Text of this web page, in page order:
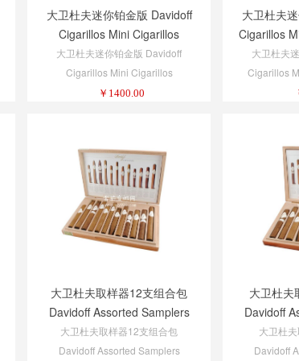
大卫杜夫迷你铂金版 Davidoff
Cigarillos Mini Cigarillos
Platinum 10/20
大卫杜夫迷你铂金版 Davidoff
Cigarillos Mini Cigarillos
Platinum 10/20
￥ 1400.00
大卫杜夫
Cigarillos
大卫杜夫
Cigarillos
大卫杜夫取样器12支组合包
Davidoff Assorted Samplers
Davidoff 12 Cigar Assortment
大卫杜夫取样器12支组合包
Davidoff Assorted Samplers
大卫杜夫
Davidoff
Davidoff
大卫杜
Davidoff